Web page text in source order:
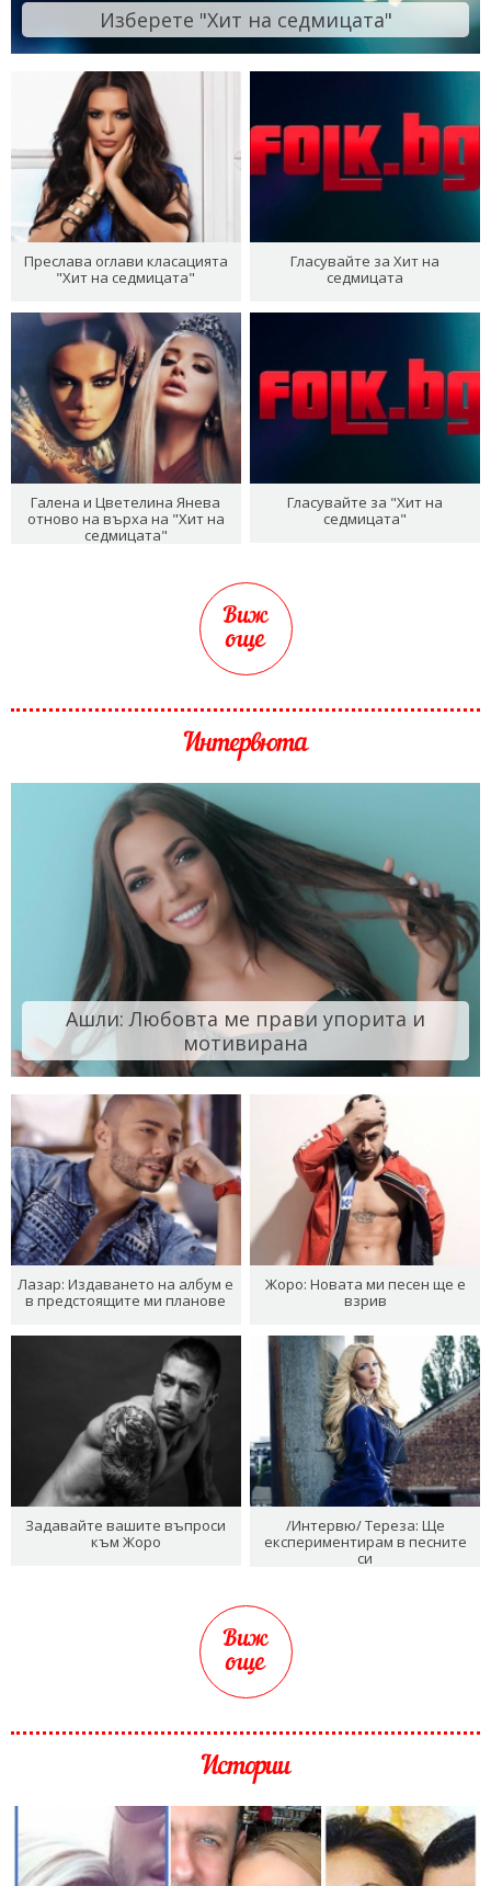
Изберете "Хит на седмицата"
Преслава оглави класацията
"Хит на седмицата"
Гласувайте за Хит на
седмицата
Галена и Цветелина Янева
отново на върха на "Хит на
седмицата"
Гласувайте за "Хит на
седмицата"
Виж
още
Интервюта
Ашли: Любовта ме прави упорита и
мотивирана
Лазар: Издаването на албум е
в предстоящите ми планове
Жоро: Новата ми песен ще е
взрив
Задавайте вашите въпроси
към Жоро
/Интервю/ Тереза: Ще
експериментирам в песните
си
Виж
още
Истории